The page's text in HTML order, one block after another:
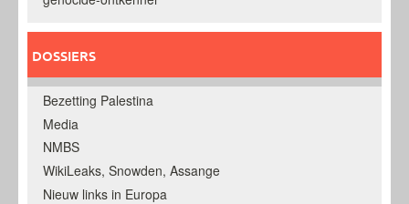
DOSSIERS
Bezetting Palestina
Media
NMBS
WikiLeaks, Snowden, Assange
Nieuw links in Europa